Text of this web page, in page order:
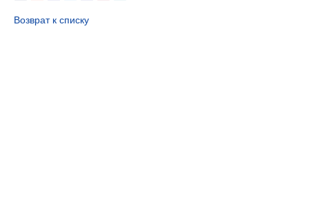
Возврат к списку